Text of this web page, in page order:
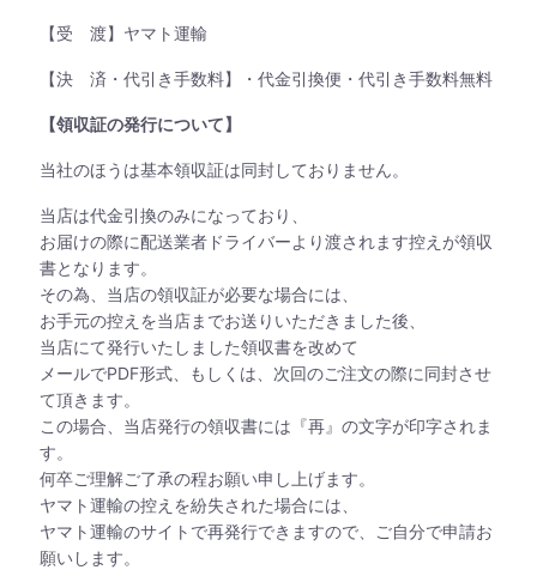
【受 渡】ヤマト運輸
【決 済・代引き手数料】・代金引換便・代引き手数料無料
【領収証の発行について】
当社のほうは基本領収証は同封しておりません。
当店は代金引換のみになっており、
お届けの際に配送業者ドライバーより渡されます控えが領収
書となります。
その為、当店の領収証が必要な場合には、
お手元の控えを当店までお送りいただきました後、
当店にて発行いたしました領収書を改めて
メールでPDF形式、もしくは、次回のご注文の際に同封させ
て頂きます。
この場合、当店発行の領収書には『再』の文字が印字されま
す。
何卒ご理解ご了承の程お願い申し上げます。
ヤマト運輸の控えを紛失された場合には、
ヤマト運輸のサイトで再発行できますので、ご自分で申請お
願いします。